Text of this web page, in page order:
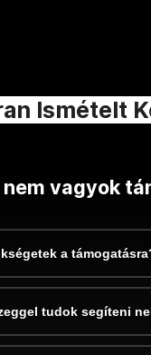
Ismételt
nem vagyok
a
tudok segíteni